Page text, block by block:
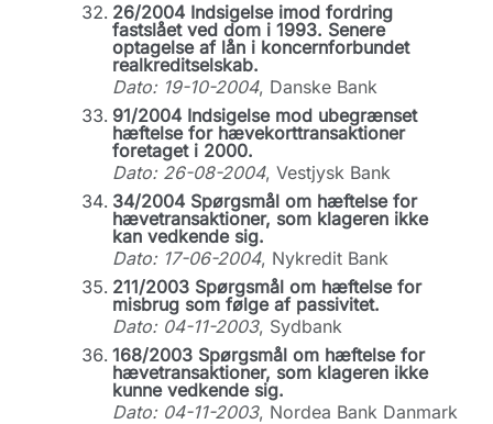
26/2004 Indsigelse imod fordring
fastslået ved dom i 1993. Senere
optagelse af lån i koncernforbundet
realkreditselskab.
Dato: 19-10-2004, Danske Bank
91/2004 Indsigelse mod ubegrænset
hæftelse for hævekorttransaktioner
foretaget i 2000.
Dato: 26-08-2004, Vestjysk Bank
34/2004 Spørgsmål om hæftelse for
hævetransaktioner, som klageren ikke
kan vedkende sig.
Dato: 17-06-2004, Nykredit Bank
211/2003 Spørgsmål om hæftelse for
misbrug som følge af passivitet.
Dato: 04-11-2003, Sydbank
168/2003 Spørgsmål om hæftelse for
hævetransaktioner, som klageren ikke
kunne vedkende sig.
Dato: 04-11-2003, Nordea Bank Danmark